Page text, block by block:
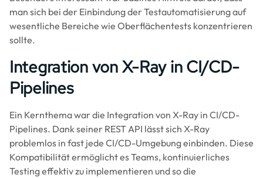
man sich bei der Einbindung der Testautomatisierung auf
wesentliche Bereiche wie Oberflächentests konzentrieren
sollte.
Integration von X-Ray in CI/CD-
Pipelines
Ein Kernthema war die Integration von X-Ray in CI/CD-
Pipelines. Dank seiner REST API lässt sich X-Ray
problemlos in fast jede CI/CD-Umgebung einbinden. Diese
Kompatibilität ermöglicht es Teams, kontinuierliches
Testing effektiv zu implementieren und so die